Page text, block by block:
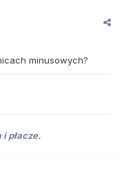
minusowych?
i płacze.